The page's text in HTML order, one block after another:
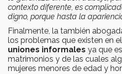
contexto diferente, es
digno, porque hasta la
Finalmente, la también
los problemas que existen en
uniones informales ya que
matrimonios y de las cuales
mujeres menores de edad y